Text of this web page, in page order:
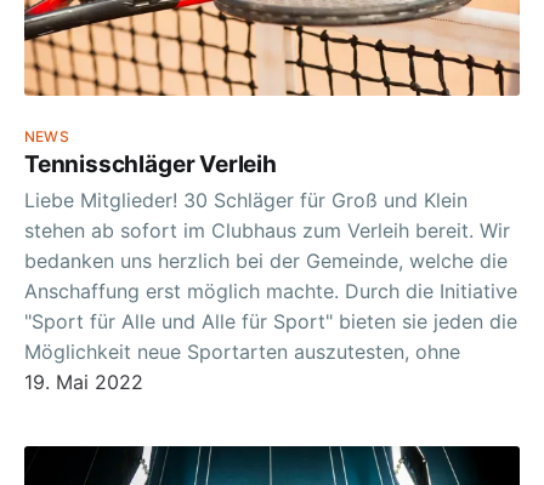
NEWS
Tennisschläger Verleih
Liebe Mitglieder! 30 Schläger für Groß und Klein
stehen ab sofort im Clubhaus zum Verleih bereit. Wir
bedanken uns herzlich bei der Gemeinde, welche die
Anschaffung erst möglich machte. Durch die Initiative
"Sport für Alle und Alle für Sport" bieten sie jeden die
Möglichkeit neue Sportarten auszutesten, ohne
19. Mai 2022